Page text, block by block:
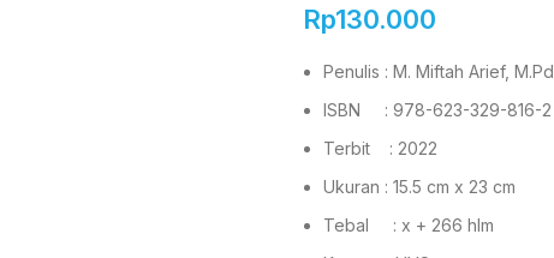
Rp130.000
Penulis : M. Miftah Arief,
ISBN : 978-623-329-816-2
Terbit : 2022
Ukuran : 15.5 cm x 23 cm
Tebal : x + 266 hlm